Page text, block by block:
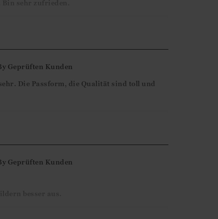
Geprüften Kunden
Die Passform, die Qualität sind toll und
Geprüften Kunden